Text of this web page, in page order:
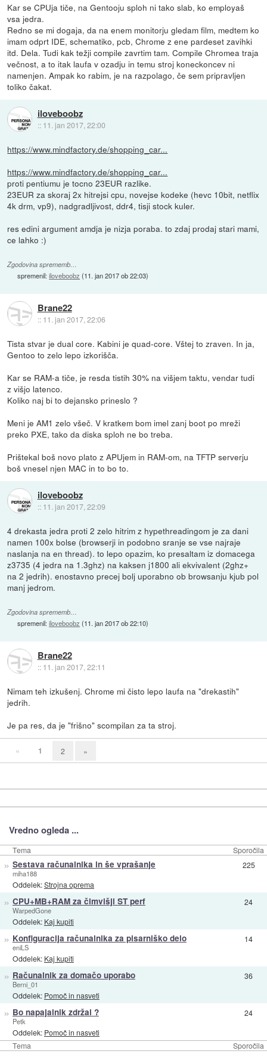
Kar se CPUja tiče, na Gentooju sploh ni tako slab, ko employaš
vsa jedra.
Redno se mi dogaja, da na enem monitorju gledam film, medtem ko
imam odprt IDE, schematiko, pcb, Chrome z ene pardeset zavihki
itd. Dela. Tudi kak težji compile zavrtim tam. Compile Chromea traja
večnost, a to itak laufa v ozadju in temu stroj koneckoncev ni
namenjen. Ampak ko rabim, je na razpolago, če sem pripravljen
toliko čakat.
iloveboobz
:: 11. jan 2017, 22:00
https://www.mindfactory.de/shopping_car...
https://www.mindfactory.de/shopping_car...
proti pentiumu je tocno 23EUR razlike.
23EUR za skoraj 2x hitrejsi cpu, novejse kodeke (hevc 10bit, netflix
4k drm, vp9), nadgradljivost, ddr4, tisji stock kuler.
res edini argument amdja je nizja poraba. to zdaj prodaj stari mami,
ce lahko :)
Zgodovina sprememb…
spremenil:iloveboobz (11. jan 2017 ob 22:03)
Brane22
:: 11. jan 2017, 22:06
Tista stvar je dual core. Kabini je quad-core. Vštej to zraven. In ja,
Gentoo to zelo lepo izkorišča.
Kar se RAM-a tiče, je resda tistih 30% na višjem taktu, vendar tudi
z višjo latenco.
Koliko naj bi to dejansko prineslo ?
Meni je AM1 zelo všeč. V kratkem bom imel zanj boot po mreži
preko PXE, tako da diska sploh ne bo treba.
Prištekal boš novo plato z APUjem in RAM-om, na TFTP serverju
boš vnesel njen MAC in to bo to.
iloveboobz
:: 11. jan 2017, 22:09
4 drekasta jedra proti 2 zelo hitrim z hypethreadingom je za dani
namen 100x bolse (browserji in podobno sranje se vse najraje
naslanja na en thread). to lepo opazim, ko presaltam iz domacega
z3735 (4 jedra na 1.3ghz) na kaksen j1800 ali ekvivalent (2ghz+
na 2 jedrih). enostavno precej bolj uporabno ob browsanju kjub pol
manj jedrom.
Zgodovina sprememb…
spremenil:iloveboobz (11. jan 2017 ob 22:10)
Brane22
:: 11. jan 2017, 22:11
Nimam teh izkušenj. Chrome mi čisto lepo laufa na "drekastih"
jedrih.
Je pa res, da je "frišno" scompilan za ta stroj.
« 1 2 »
Vredno ogleda ...
Tema Sporočila
Tema Sporočila
» Sestava računalnika in še vprašanje
miha188
Oddelek:Strojna oprema
225
» CPU+MB+RAM za čimvišji ST perf
WarpedGone
Oddelek: Kaj kupiti
24
» Konfiguracija računalnika za pisarniško delo
eniLS
Oddelek: Kaj kupiti
14
» Računalnik za domačo uporabo
Berni_01
Oddelek: Pomoč in nasveti
36
» Bo napajalnik zdržal ?
Petk
Oddelek: Pomoč in nasveti
24